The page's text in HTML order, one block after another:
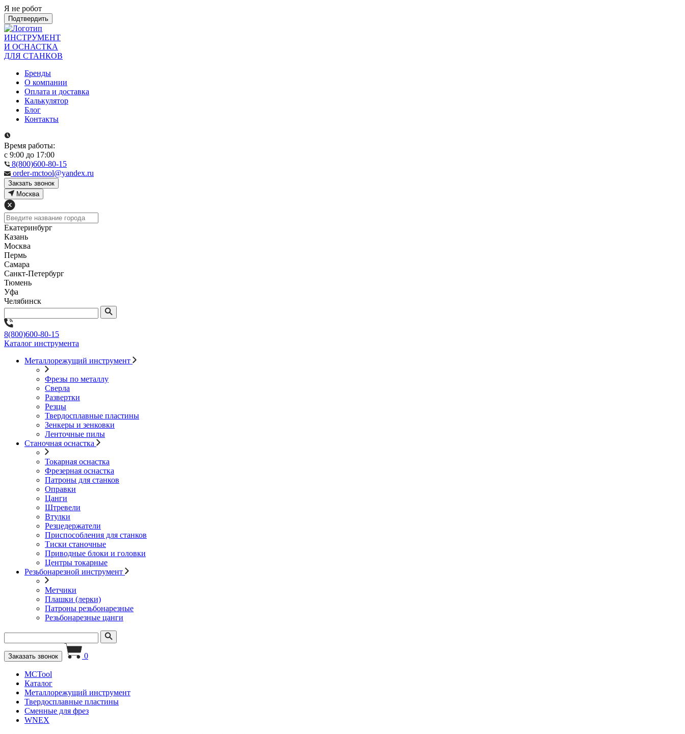
Я не робот
Подтвердить
ИНСТРУМЕНТ
И ОСНАСТКА
ДЛЯ СТАНКОВ
Бренды
О компании
Оплата и доставка
Калькулятор
Блог
Контакты
Время работы:
с 9:00 до 17:00
8(800)600-80-15
order-mctool@yandex.ru
Закзать звонок
Москва
Екатеринбург
Казань
Москва
Пермь
Самара
Санкт-Петербург
Тюмень
Уфа
Челябинск
8(800)600-80-15
Каталог инструмента
Металлорежущий инструмент
Фрезы по металлу
Сверла
Развертки
Резцы
Твердосплавные пластины
Зенкеры и зенковки
Ленточные пилы
Станочная оснастка
Токарная оснастка
Фрезерная оснастка
Патроны для станков
Оправки
Цанги
Штревели
Втулки
Резцедержатели
Приспособления для станков
Тиски станочные
Приводные блоки и головки
Центры токарные
Резьбонарезной инструмент
Метчики
Плашки (лерки)
Патроны резьбонарезные
Резьбонарезные цанги
Заказать звонок 0
MCTool
Каталог
Металлорежущий инструмент
Твердосплавные пластины
Сменные для фрез
WNEX